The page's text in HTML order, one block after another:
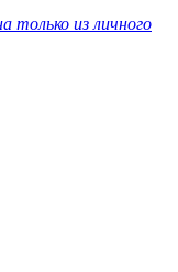
только из личного